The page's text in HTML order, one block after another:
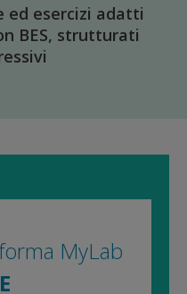
ed esercizi adatti
BES, strutturati
MyLab